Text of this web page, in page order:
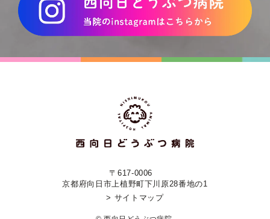
〒617-0006
京都府向日市上植野町下川原28番地の1
> サイトマップ